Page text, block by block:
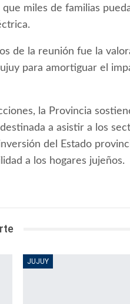
miles de familias
de la reunión fue la
para amortiguar el
la Provincia
a asistir a los
del Estado
a los hogares jujeños.
JUJUY